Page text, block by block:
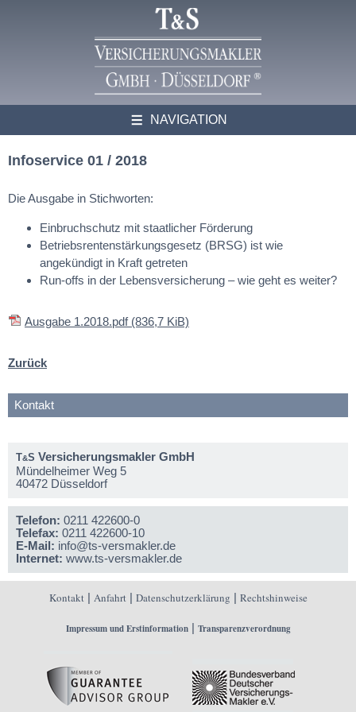
NAVIGATION
Infoservice 01 / 2018
Die Ausgabe in Stichworten:
Einbruchschutz mit staatlicher Förderung
Betriebsrentenstärkungsgesetz (BRSG) ist wie
angekündigt in Kraft getreten
Run-offs in der Lebensversicherung – wie geht es weiter?
Ausgabe 1.2018.pdf (836,7 KiB)
Zurück
Kontakt
T&S Versicherungsmakler GmbH
Mündelheimer Weg 5
40472 Düsseldorf
Telefon: 0211 422600-0
Telefax: 0211 422600-10
E-Mail: info@ts-versmakler.de
Internet: www.ts-versmakler.de
Kontakt | Anfahrt | Datenschutzerklärung | Rechtshinweise
Impressum und Erstinformation| Transparenzverordnung